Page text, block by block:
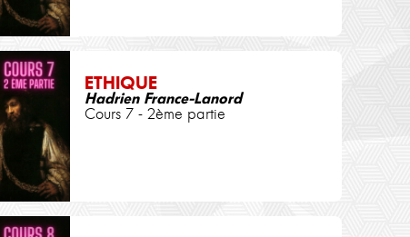
ETHIQUE
Hadrien France-Lanord
Cours 7 - 2ème partie